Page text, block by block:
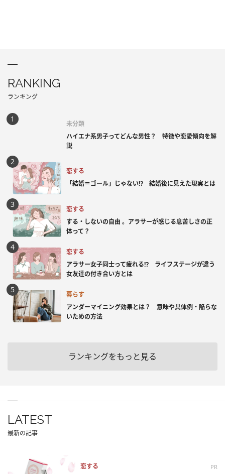
RANKING
ランキング
未分類
ハイエナ系男子ってどんな男性？ 特徴や恋愛傾向を解
説
恋する
「結婚＝ゴール」じゃない⁉ 結婚後に見えた現実とは
恋する
する・しないの自由 。アラサーが感じる息苦しさの正
体って？
恋する
アラサー女子同士って疲れる⁉ ライフステージが違う
女友達の付き合い方とは
暮らす
アンダーマイニング効果とは？ 意味や具体例・陥らな
いための方法
ランキングをもっと見る
LATEST
最新の記事
恋する PR